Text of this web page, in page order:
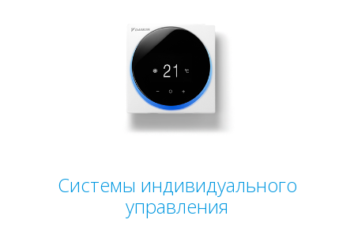
Системы индивидуального
управления